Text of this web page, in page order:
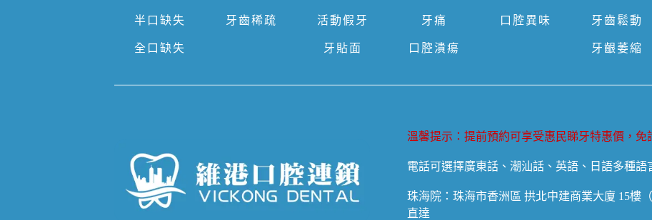
半口缺失
全口缺失
牙齒稀疏 活動假牙
牙貼面
牙痛
口腔潰瘍
口腔異味 牙齒鬆動
牙齦萎縮
溫馨提示：提前預約可享受惠民睇牙特惠價，免
電話可選擇廣東話、潮汕話、英語、日語多種語
珠海院：珠海市香洲區 拱北中建商業大廈 15樓
直達